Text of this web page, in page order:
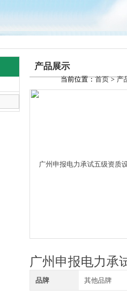
产品展示
当前位置：首页>产
广州申报电力承
品牌 其他品牌